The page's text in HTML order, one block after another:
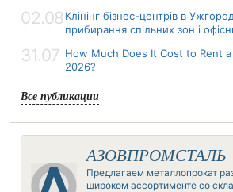
02.08 Клінінг бізнес-центрів в
прибирання спільних зон і
31.07 How Much Does It Cost to Rent
2026?
Все публикации
АЗОВПРОМСТАЛЬ
Предлагаем металлопрокат
широком ассортименте со